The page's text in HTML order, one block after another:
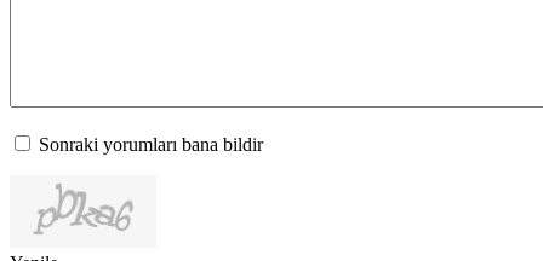
Sonraki yorumları bana bildir